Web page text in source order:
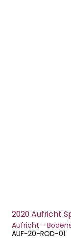
2020 Aufricht
Aufricht -
AUF-20-ROD-01